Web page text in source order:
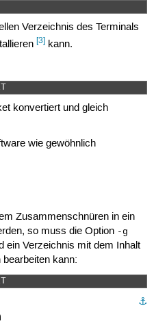
Verzeichnis des Terminals
[3]kann.
konvertiert und gleich
wie gewöhnlich
Zusammenschnüren in ein
so muss die Option -g
ein Verzeichnis mit dem Inhalt
kann:
⚓︎